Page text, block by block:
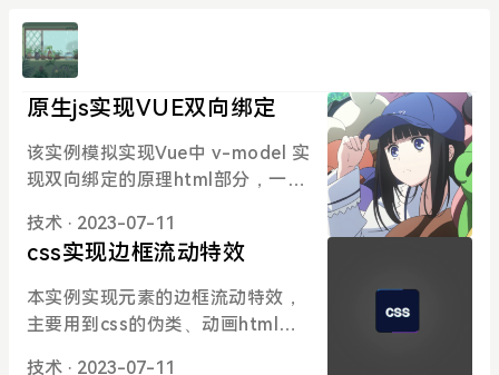
原生js实现VUE双向绑定
该实例模拟实现Vue中 v-model 实
现双向绑定的原理html部分，一个
输入的数据 <input type="text">
<h2></h2>js部分： let input=doc
ument.querySelector('input') let
h2=document.querySelector('h
alue=obj.msg h2.innerText = ob
技术 · 2023-07-11
css实现边框流动特效
本实例实现元素的边框流动特效，
主要用到css的伪类、动画html部
技术 · 2023-07-11